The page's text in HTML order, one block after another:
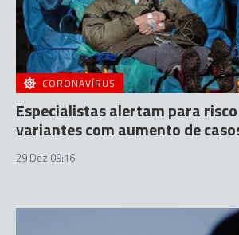
CORONAVÍRUS
Especialistas alertam para
variantes com aumento de
29 Dez 09:16